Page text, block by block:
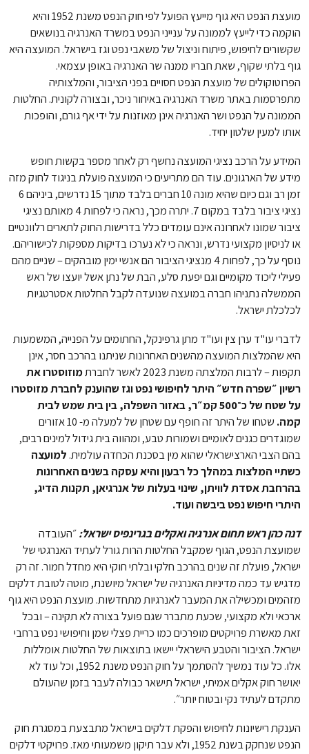
מועצת הנפט היא גוף מייעץ הפועל לפי חוק הנפט משנת 1952 והיא
הוקמה כדי לייעץ לממונה על ענייני הנפט במשרד האנרגיה בנושאים
שקשורים לחיפוש, פיתוח וניצול של משאבי נפט וגז בישראל. המועצה היא
גוף בלתי שקוף, שאת חבריו ממנה שר האנרגיה באופן עצמאי.
הפרוטוקולים של מועצת הנפט חסויים בפני הציבור, והמלצותיה
מתפרסמות באתר משרד האנרגיה באיחור ניכר, ובצורה לקונית. החלטות
הממונה על הנפט ושר האנרגיה אינן מאוזנות על ידי אף גורם, והופכות
אותו למעין שלטון יחיד.
המידע על הרכב נציגי המועצה נחשף רק לאחר מספר בקשות חופש
מידע של הארגונים. עוד הם מתריעים כי המועצה פועלת בניגוד לחוק מזה
זמן רב וגם כיום שהיא מונה 10 חברים בלבד מתוך 15 נדרשים, ביניהם 6
נציגי ציבור בלבד במקום 7. יתרה מכך, נראה כי לפחות 4 מאותם נציגי
ציבור שמונו לאחרונה אינם עומדים כלל בדרישות החוק לתארים רלוונטיים
או לניסיון מקצועי נדרש, ונראה כי לא נערכו בדיקות מספקות לכישוריהם.
נוסף על כך, לפחות 4 מנציגי הציבור הם אנשי ימין מובהקים – שניים מהם
פעילי ליכוד מקומיים וגם יפעת סלע, הבת של נתן אשל יועצו של ראש
הממשלה נתניהו חברה במועצה שנועדה לקבל החלטות אסטרטגיות
לכלכלת ישראל.
לדברי עו"ד ערן צין ועו"ד מתן גרפינקל, החתומים על הפנייה, המשמעות
היא שהמלצות המועצה מהשנים האחרונות שניתנו בהרכב חסר, אינן
תקפות – לרבות המלצתה משנת 2023 לאשר לחברת
מוזוסטרו את
רשיון ״שפרה חדש״ היתר לחיפושי נפט וגז שהוענק לחברת מזוסטרו
על שטח של כ־500 קמ״ר, באזור השפלה, בין בית שמש לבית
קמה.
שטחו של היתר זה חופף עם שטחן של למעלה מ- 10 אזורים
שמוגדרים כגנים לאומיים ושמורות טבע, ומהווה בית גידול למינים רבים,
בהם הצבי הארצישראלי שהוא מין בסכנת הכחדה עולמית. למועצה
כשתיי המלצות במהלך כל רבעון והיא עסקה בשנים האחרונות
בהרחבת אסדת לוויתן, שינוי בעלות של אנרגיאן, תקנות הדיג,
היתרי חיפוש נפט ביבשה ועוד.
דנה כהן ראש תחום אנרגיה ואקלים בגרינפיס ישראל:״העובדה
שמועצת הנפט, הגוף שמקבל החלטות הרות גורל לעתיד האנרגטי של
ישראל, פועלת זה שנים בהרכב חלקי ובלתי חוקי היא מחדל חמור. זה רק
מדגיש עד כמה מדיניות האנרגיה של ישראל מיושנת, מוטה לטובת דלקים
מזהמים ומכשילה את המעבר לאנרגיות מתחדשות. מועצת הנפט היא גוף
ארכאי ולא מקצועי, שכעת מתברר שגם פועל בצורה לא תקינה – ובכל
זאת מאשרת פרויקטים מופרכים כמו כריית פצלי שמן וחיפושי נפט ברחבי
ישראל. הציבור והטבע הישראלי יישאו בתוצאות של החלטות אומללות
אלו. כל עוד נמשיך להסתמך על חוק הנפט משנת 1952, וכל עוד לא
יאושר חוק אקלים אמיתי, ישראל תישאר כבולה לעבר בזמן שהעולם
מתקדם לעתיד נקי ובטוח יותר״.
הענקת רישיונות לחיפוש והפקת דלקים בישראל מתבצעת במסגרת חוק
הנפט שנחקק בשנת 1952, ולא עבר תיקון משמעותי מאז. פרויקטי דלקים